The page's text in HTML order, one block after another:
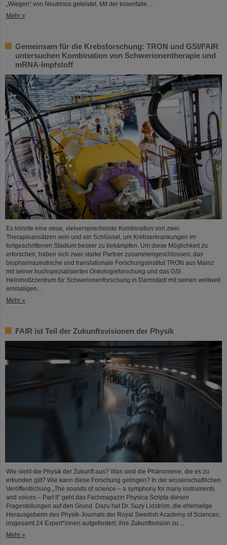
„Wiegen“ von Neutrinos geleistet. Mit der Ionenfalle…
Mehr »
Gemeinsam für die Krebsforschung: TRON und GSI/FAIR
untersuchen Kombination von Schwerionentherapie und
mRNA-Impfstoff
Es könnte eine neue, vielversprechende Kombination von zwei
Therapieansätzen sein und ein Schlüssel, um Krebserkrankungen im
fortgeschrittenen Stadium besser zu bekämpfen. Um diese Möglichkeit zu
erforschen, haben sich zwei starke Partner zusammengeschlossen: das
biopharmazeutische und translationale Forschungsinstitut TRON aus Mainz
mit seiner hochspezialisierten Onkologieforschung und das GSI
Helmholtzzentrum für Schwerionenforschung in Darmstadt mit seinen weltweit
einmaligen…
Mehr »
FAIR ist Teil der Zukunftsvisionen der Physik
Wie sieht die Physik der Zukunft aus? Was sind die Phänomene, die es zu
erkunden gilt? Wie kann diese Forschung gelingen? In der wissenschaftlichen
Veröffentlichung „The sounds of science – a symphony for many instruments
and voices – Part II“ geht das Fachmagazin Physica Scripta diesen
Fragestellungen auf den Grund. Dazu hat Dr. Suzy Lidström, die ehemalige
Herausgeberin des Physik-Journals der Royal Swedish Academy of Sciences,
insgesamt 24 Expert*innen aufgefordert, ihre Zukunftsvision zu ...
Mehr »